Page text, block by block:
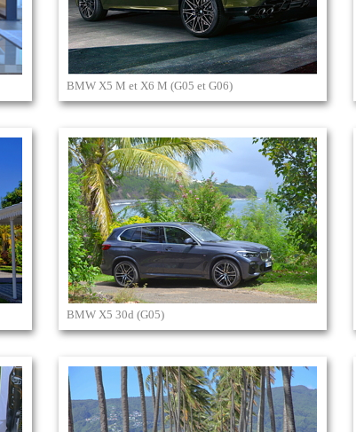
BMW X5 M et X6 M (G05 et G06)
BMW X5 30d (G05)